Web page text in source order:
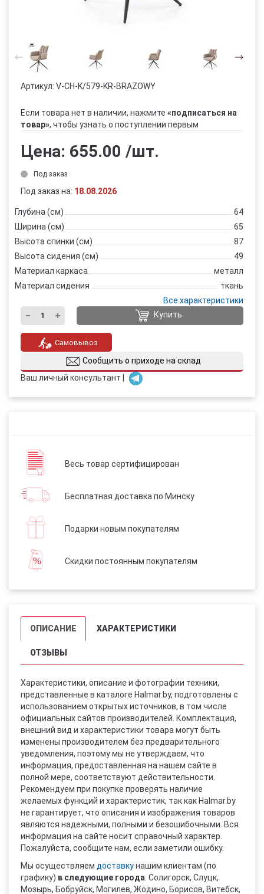
Артикул: V-CH-K/579-KR-BRAZOWY
Если товара нет в наличии, нажмите «подписаться на
товар», чтобы узнать о поступлении первым
Цена: 655.00 /шт.
Под заказ
Под заказ на: 18.08.2026
Глубина (см)
64
Ширина (см)
65
Высота спинки (см)
87
Высота сидения (см)
49
Материал каркаса
металл
Материал сидения
ткань
Все характеристики
Купить
Самовывоз
Сообщить о приходе на склад
Ваш личный консультант |
Весь товар сертифицирован
Бесплатная доставка по Минску
Подарки новым покупателям
Скидки постоянным покупателям
ОПИСАНИЕ ХАРАКТЕРИСТИКИ
ОТЗЫВЫ
Характеристики, описание и фотографии техники,
представленные в каталоге Halmar.by, подготовлены с
использованием открытых источников, в том числе
официальных сайтов производителей. Комплектация,
внешний вид и характеристики товара могут быть
изменены производителем без предварительного
уведомления, поэтому мы не утверждаем, что
информация, предоставленная на нашем сайте в
полной мере, соответствуют действительности.
Рекомендуем при покупке проверять наличие
желаемых функций и характеристик, так как Halmar.by
не гарантирует, что описания и изображения товаров
являются надежными, полными и безошибочными. Вся
информация на сайте носит справочный характер.
Пожалуйста, сообщите нам, если заметили ошибку.
Мы осуществляем доставкунашим клиентам (по
графику) в следующие города: Солигорск, Слуцк,
Мозырь, Бобруйск, Могилев, Жодино, Борисов, Витебск,